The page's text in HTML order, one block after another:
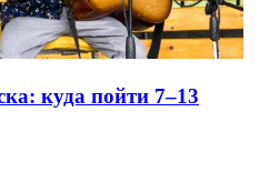
куда пойти 7–13